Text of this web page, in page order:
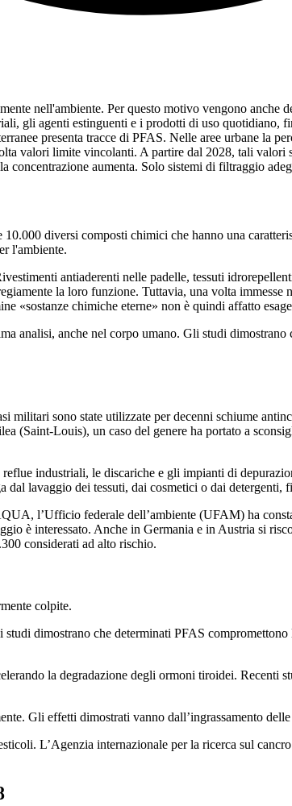
nell'ambiente. Per questo motivo vengono anche
gli agenti estinguenti e i prodotti di uso quotidiano,
presenta tracce di PFAS. Nelle aree urbane la
valori limite vincolanti. A partire dal 2028, tali valori
aumenta. Solo sistemi di filtraggio
diversi composti chimici che hanno una
l'ambiente.
antiaderenti nelle padelle, tessuti
la loro funzione. Tuttavia, una volta
«sostanze chimiche eterne» non è quindi affatto
analisi, anche nel corpo umano. Gli studi
militari sono state utilizzate per decenni schiume
(Saint-Louis), un caso del genere ha portato a
industriali, le discariche e gli impianti di
lavaggio dei tessuti, dai cosmetici o dai
l’Ufficio federale dell’ambiente (UFAM) ha
è interessato. Anche in Germania e in Austria si
considerati ad alto rischio.
colpite.
dimostrano che determinati PFAS
la degradazione degli ormoni tiroidei. Recenti
Gli effetti dimostrati vanno dall’ingrassamento
L’Agenzia internazionale per la ricerca sul